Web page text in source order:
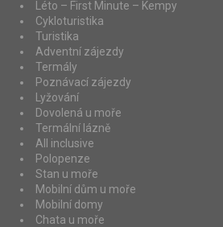
Léto – First Minute – Kempy
Cykloturistika
Turistika
Adventní zájezdy
Termály
Poznávací zájezdy
Lyžování
Dovolená u moře
Termální lázně
All inclusive
Polopenze
Stan u moře
Mobilní dům u moře
Mobilní domy
Chata u moře